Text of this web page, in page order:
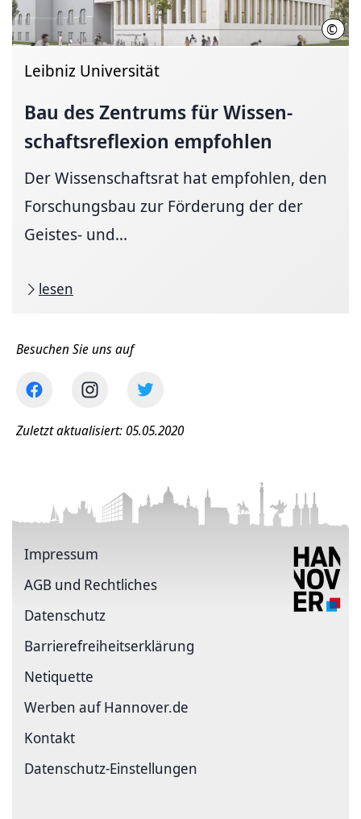
©
Leibniz Universität
Bau des Zentrums fürWissen­
schafts­reflexion empfohlen
Der Wissenschaftsrat hat empfohlen, den
Forschungsbau zur Förderung der der
Geistes- und...
lesen
Besuchen Sie uns auf
Zuletzt aktualisiert: 05.05.2020
Impressum
AGB und Rechtliches
Datenschutz
Barriere­freiheits­erklärung
Netiquette
Werben auf Hannover.de
Kontakt
Datenschutz-Einstellungen